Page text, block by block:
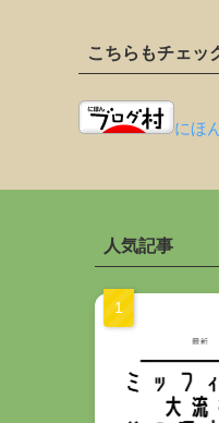
こちらもチェッ
にほ
人気記事